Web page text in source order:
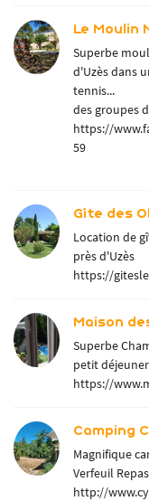
Le Moulin
Superbe
d'Uzès dans
des groupes
https://
59
Gîte des
Location de
près d'Uzès
https://
Maison
Superbe
petit
https://
Camping
Magnifique
Verfeuil
http://